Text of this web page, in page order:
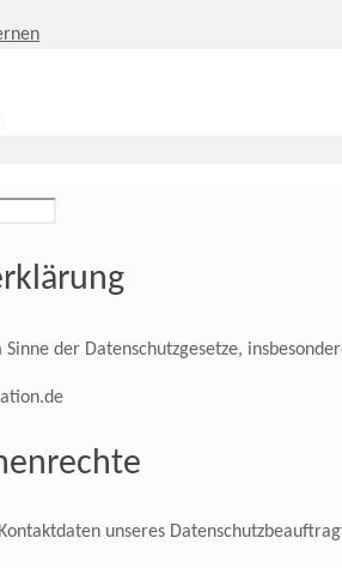
der Datenschutzgesetze,
unseres